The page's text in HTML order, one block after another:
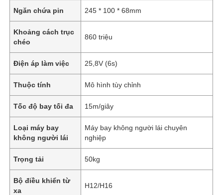
Ngăn chứa pin 245 * 100 * 68mm
Khoảng cách trục
chéo
860 triệu
Điện áp làm việc 25,8V (6s)
Thuộc tính Mô hình tùy chỉnh
Tốc độ bay tối đa 15m/giây
Loại máy bay
không người lái
Máy bay không người lái chuyên
nghiệp
Trọng tải 50kg
Bộ điều khiển từ
xa
H12/H16